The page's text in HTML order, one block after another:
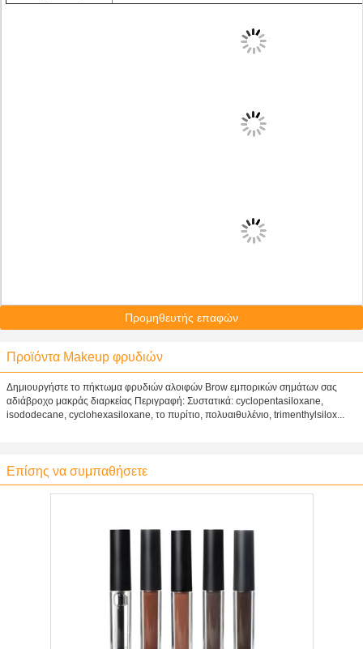
Προμηθευτής επαφών
Προϊόντα Makeup φρυδιών
Δημιουργήστε το πήκτωμα φρυδιών αλοιφών Brow εμπορικών σημάτων σας
αδιάβροχο μακράς διαρκείας Περιγραφή: Συστατικά: cyclopentasiloxane,
isododecane, cyclohexasiloxane, το πυρίτιο, πολυαιθυλένιο, trimenthylsilox...
Επίσης να συμπαθήσετε